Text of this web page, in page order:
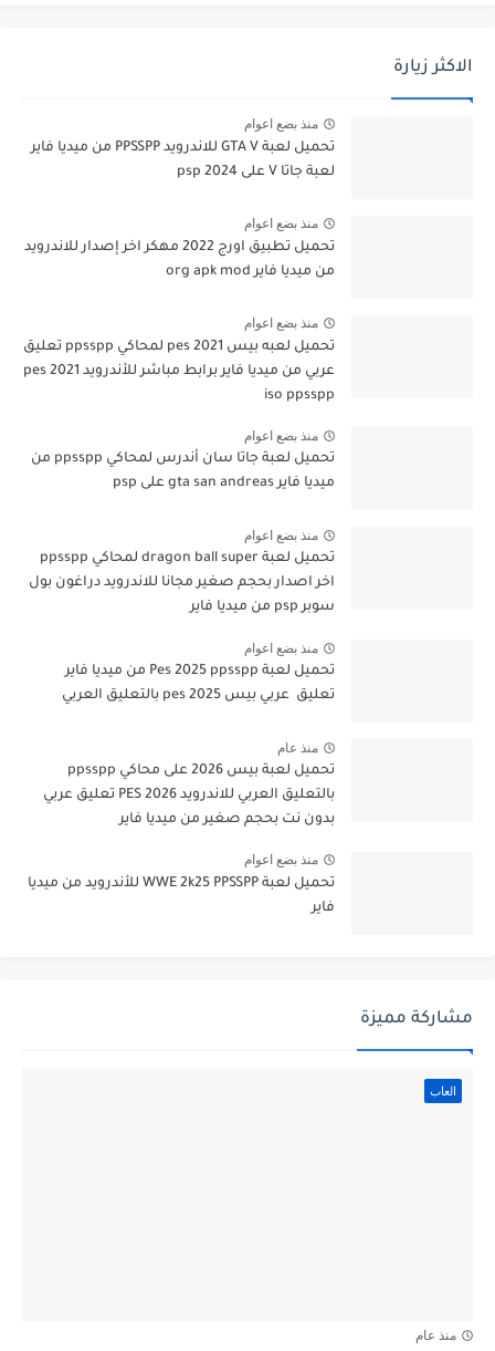
الاكثر زيارة
منذ بضع اعوام
تحميل لعبة GTA V للاندرويد PPSSPP من ميديا فاير
لعبة جاتا V على psp 2024
منذ بضع اعوام
تحميل تطبيق اورج 2022 مهكر اخر إصدار للاندرويد
من ميديا فاير org apk mod
منذ بضع اعوام
تحميل لعبه بيس pes 2021 لمحاكي ppsspp تعليق
عربي من ميديا فاير برابط مباشر للأندرويد pes 2021
iso ppsspp
منذ بضع اعوام
تحميل لعبة جاتا سان أندرس لمحاكي ppsspp من
ميديا فاير gta san andreas على psp
منذ بضع اعوام
تحميل لعبة dragon ball super لمحاكي ppsspp
اخر اصدار بحجم صغير مجانا للاندرويد دراغون بول
سوبر psp من ميديا فاير
منذ بضع اعوام
تحميل لعبة Pes 2025 ppsspp من ميديا فاير
تعليق عربي بيس pes 2025 بالتعليق العربي
منذ عام
تحميل لعبة بيس 2026 على محاكي ppsspp
بالتعليق العربي للاندرويد PES 2026 تعليق عربي
بدون نت بحجم صغير من ميديا فاير
منذ بضع اعوام
تحميل لعبة WWE 2k25 PPSSPP للأندرويد من ميديا
فاير
مشاركة مميزة
العاب
منذ عام